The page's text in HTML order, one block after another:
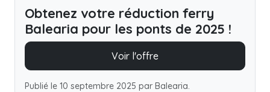
Obtenez votre réduction ferry
Balearia pour les ponts de 2025 !
Voir l'offre
Publié le 10 septembre 2025 par Balearia.